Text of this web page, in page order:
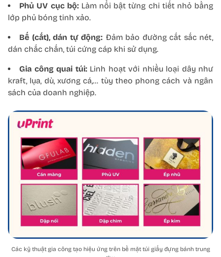
Phủ UV cục bộ:Làm nổi bật từng chi tiết nhỏ bằng
lớp phủ bóng tinh xảo.
Bế (cắt), dán tự động: Đảm bảo đường cắt sắc nét,
dán chắc chắn, túi cứng cáp khi sử dụng.
Gia công quai túi:Linh hoạt với nhiều loại dây như
kraft, lụa, dù, xương cá,… tùy theo phong cách và ngân
sách của doanh nghiệp.
Các kỹ thuật gia công tạo hiệu ứng trên bề mặt túi giấy đựng bánh trung